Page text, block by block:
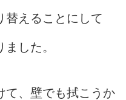
替えることにして
した。
て、壁でも拭こうか